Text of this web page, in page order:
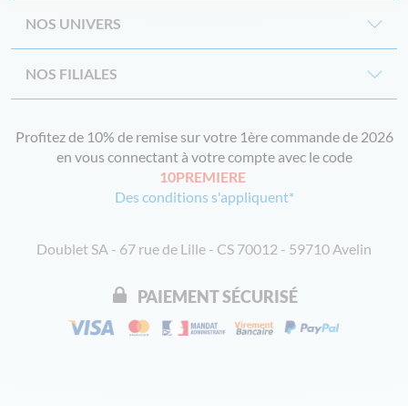
NOS UNIVERS
NOS FILIALES
Profitez de 10% de remise sur votre 1ère commande de 2026
en vous connectant à votre compte avec le code
10PREMIERE
Des conditions s'appliquent*
Doublet SA - 67 rue de Lille - CS 70012 - 59710 Avelin
PAIEMENT SÉCURISÉ